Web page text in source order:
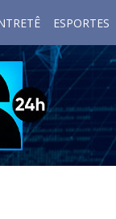
ESPORTES